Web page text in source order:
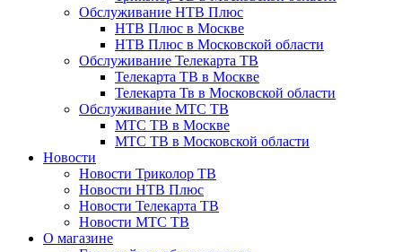
Обслуживание НТВ Плюс
НТВ Плюс в Москве
НТВ Плюс в Московской области
Обслуживание Телекарта ТВ
Телекарта ТВ в Москве
Телекарта Тв в Московской области
Обслуживание МТС ТВ
МТС ТВ в Москве
МТС ТВ в Московской области
Новости
Новости Триколор ТВ
Новости НТВ Плюс
Новости Телекарта ТВ
Новости МТС ТВ
О магазине